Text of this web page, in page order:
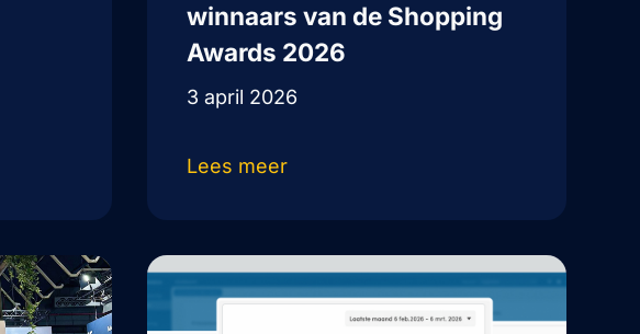
winnaars van de Shopping
Awards 2026
3 april 2026
Lees meer